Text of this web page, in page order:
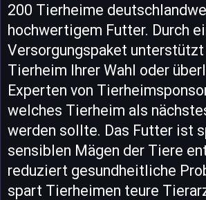
200 Tierheime
hochwertigem Futter. Durch
Versorgungspaket unterstützt
Tierheim Ihrer Wahl oder
Experten von
welches Tierheim als
werden sollte. Das Futter ist
sensiblen Mägen der Tiere
reduziert gesundheitliche
spart Tierheimen teure